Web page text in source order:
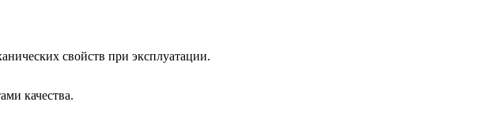
свойств при эксплуатации.
качества.